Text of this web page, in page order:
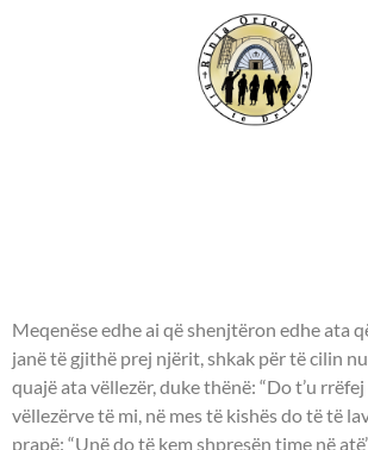
E shtunë, 25 mars
Meqenëse edhe ai që shenjtëron edhe ata
janë të gjithë prej njërit, shkak për të cilin
quajë ata vëllezër, duke thënë: “Do t’u
vëllezërve të mi, në mes të kishës do të të
prapë: “Unë do të kem shpresën time në